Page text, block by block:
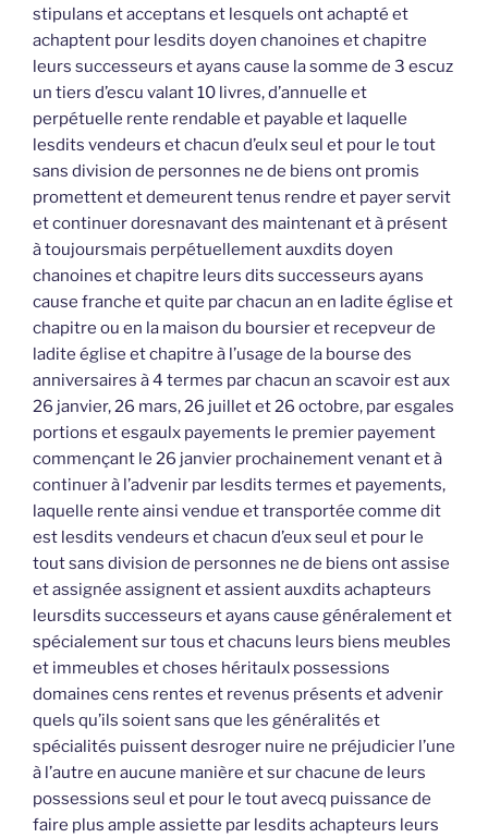
stipulans et acceptans et lesquels ont achapté et
achaptent pour lesdits doyen chanoines et chapitre
leurs successeurs et ayans cause la somme de 3 escuz
un tiers d’escu valant 10 livres, d’annuelle et
perpétuelle rente rendable et payable et laquelle
lesdits vendeurs et chacun d’eulx seul et pour le tout
sans division de personnes ne de biens ont promis
promettent et demeurent tenus rendre et payer servit
et continuer doresnavant des maintenant et à présent
à toujoursmais perpétuellement auxdits doyen
chanoines et chapitre leurs dits successeurs ayans
cause franche et quite par chacun an en ladite église et
chapitre ou en la maison du boursier et recepveur de
ladite église et chapitre à l’usage de la bourse des
anniversaires à 4 termes par chacun an scavoir est aux
26 janvier, 26 mars, 26 juillet et 26 octobre, par esgales
portions et esgaulx payements le premier payement
commençant le 26 janvier prochainement venant et à
continuer à l’advenir par lesdits termes et payements,
laquelle rente ainsi vendue et transportée comme dit
est lesdits vendeurs et chacun d’eux seul et pour le
tout sans division de personnes ne de biens ont assise
et assignée assignent et assient auxdits achapteurs
leursdits successeurs et ayans cause généralement et
spécialement sur tous et chacuns leurs biens meubles
et immeubles et choses héritaulx possessions
domaines cens rentes et revenus présents et advenir
quels qu’ils soient sans que les généralités et
spécialités puissent desroger nuire ne préjudicier l’une
à l’autre en aucune manière et sur chacune de leurs
possessions seul et pour le tout avecq puissance de
faire plus ample assiette par lesdits achapteurs leurs